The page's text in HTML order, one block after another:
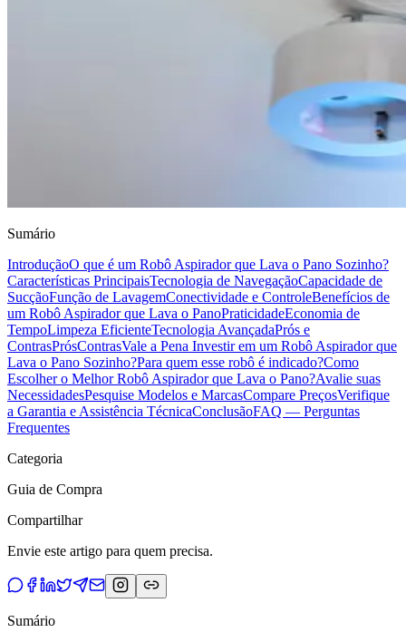
Sumário
IntroduçãoO que é um Robô Aspirador que Lava o Pano Sozinho?
Características PrincipaisTecnologia de NavegaçãoCapacidade de
SucçãoFunção de LavagemConectividade e ControleBenefícios de
um Robô Aspirador que Lava o PanoPraticidadeEconomia de
TempoLimpeza EficienteTecnologia AvançadaPrós e
ContrasPrósContrasVale a Pena Investir em um Robô Aspirador que
Lava o Pano Sozinho?Para quem esse robô é indicado?Como
Escolher o Melhor Robô Aspirador que Lava o Pano?Avalie suas
NecessidadesPesquise Modelos e MarcasCompare PreçosVerifique
a Garantia e Assistência TécnicaConclusãoFAQ — Perguntas
Frequentes
Categoria
Guia de Compra
Compartilhar
Envie este artigo para quem precisa.
Sumário